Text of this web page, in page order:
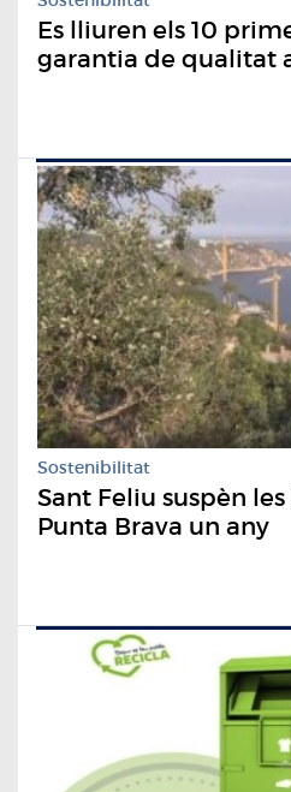
Es lliuren els 10
garantia de qualitat
Sostenibilitat
Sant Feliu suspèn
Punta Brava un any